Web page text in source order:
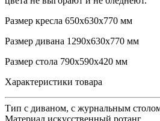
Размер кресла 650х630х770 мм
Размер дивана 1290х630х770 мм
Размер стола 790х590х420 мм
Характеристики товара
Тип с диваном, с журнальным
Материал искусственный ротанг